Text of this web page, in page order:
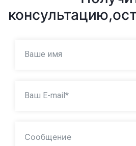
консультацию,